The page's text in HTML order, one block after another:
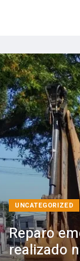
UNCATEGORIZED
Reparo
realizado